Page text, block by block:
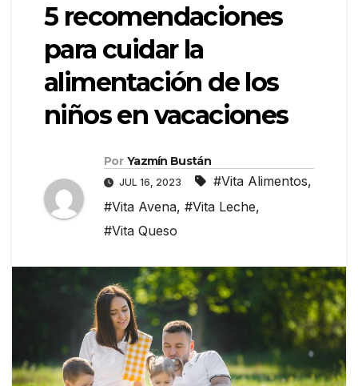
5 recomendaciones
para cuidar la
alimentación de los
niños en vacaciones
Por Yazmín Bustán
JUL 16, 2023 #Vita Alimentos,
#Vita Avena, #Vita Leche,
#Vita Queso